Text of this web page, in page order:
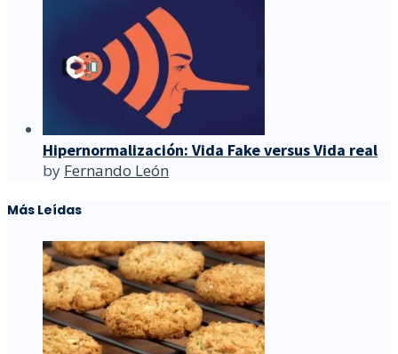
Hipernormalización: Vida Fake versus Vida real
by Fernando León
Más Leídas